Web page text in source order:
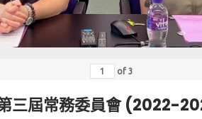
of 3
三屆常務委員會 (2022-